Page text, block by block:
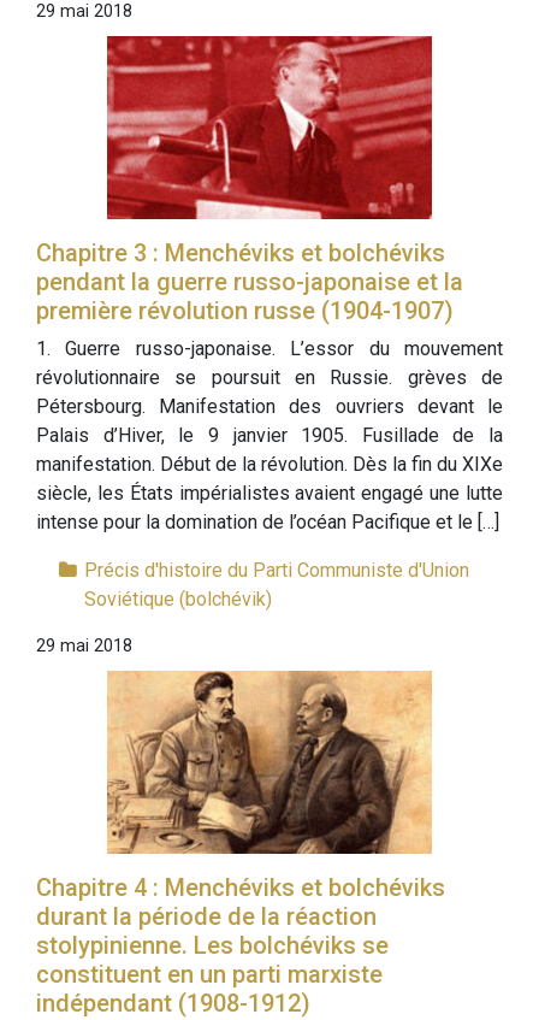
29 mai 2018
Chapitre 3 : Menchéviks et bolchéviks
pendant la guerre russo-japonaise et la
première révolution russe (1904-1907)
1. Guerre russo-japonaise. L’essor du mouvement
révolutionnaire se poursuit en Russie. grèves de
Pétersbourg. Manifestation des ouvriers devant le
Palais d’Hiver, le 9 janvier 1905. Fusillade de la
manifestation. Début de la révolution. Dès la fin du XIXe
siècle, les États impérialistes avaient engagé une lutte
intense pour la domination de l’océan Pacifique et le […]
Précis d'histoire du Parti Communiste d'Union
Soviétique (bolchévik)
29 mai 2018
Chapitre 4 : Menchéviks et bolchéviks
durant la période de la réaction
stolypinienne. Les bolchéviks se
constituent en un parti marxiste
indépendant (1908-1912)